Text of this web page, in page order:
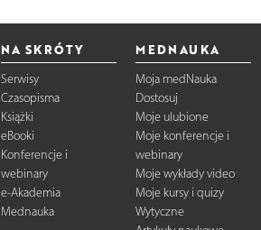
NA SKRÓTY
Serwisy
Czasopisma
Książki
eBooki
Konferencje i
webinary
e-Akademia
Mednauka
MEDNAUKA
Moja medNauka
Dostosuj
Moje ulubione
Moje konferencje i
webinary
Moje wykłady video
Moje kursy i quizy
Wytyczne